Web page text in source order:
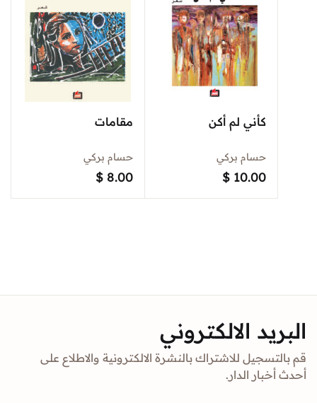
كأني لم أكن
حسام بركي
$ 10.00
مقامات
حسام بركي
$8.00
البريد الالكتروني
قم بالتسجيل للاشتراك بالنشرة الالكترونية والاطلاع على
أحدث أخبار الدار.